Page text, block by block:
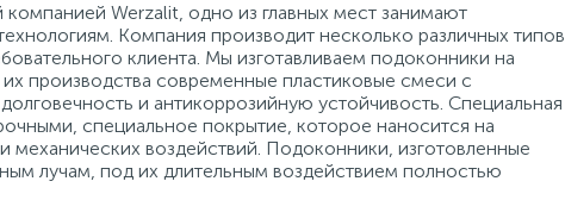
Werzalit, одно из главных мест занимают
Компания производит несколько различных типов
клиента. Мы изготавливаем подоконники на
производства современные пластиковые смеси с
и антикоррозийную устойчивость. Специальная
специальное покрытие, которое наносится на
воздействий. Подоконники, изготовленные
лучам, под их длительным воздействием полностью